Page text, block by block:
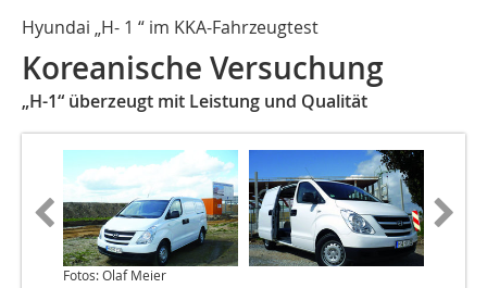
Hyundai „H- 1 “ im KKA-Fahrzeugtest
Koreanische Versuchung
„H-1“ überzeugt mit Leistung und Qualität
Fotos: Olaf Meier